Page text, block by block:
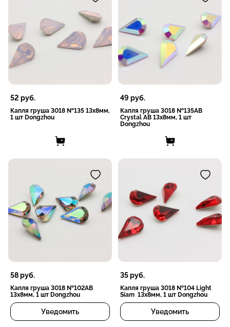
52 руб.
Капля груша 3018 №135 13х8мм,
1 шт Dongzhou
49 руб.
Капля груша 3018 №135AB
Crystal AB 13х8мм, 1 шт
Dongzhou
58руб.
Капля груша 3018 №102AB
13х8мм, 1 шт Dongzhou
Уведомить
35руб.
Капля груша 3018 №104 Light
Siam 13х8мм, 1 шт Dongzhou
Уведомить